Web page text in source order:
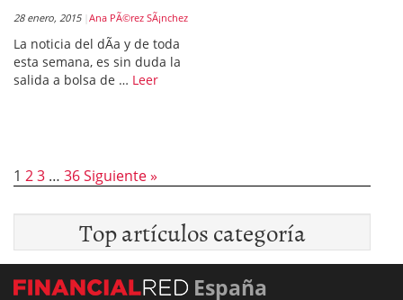
28 enero, 2015 Ana PÃ©rez SÃ¡nchez
La noticia del dÃ­a y de toda
esta semana, es sin duda la
salida a bolsa de … Leer
1 23 … 36Siguiente »
Top artículos categoría
España